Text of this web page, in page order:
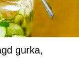
gurka,